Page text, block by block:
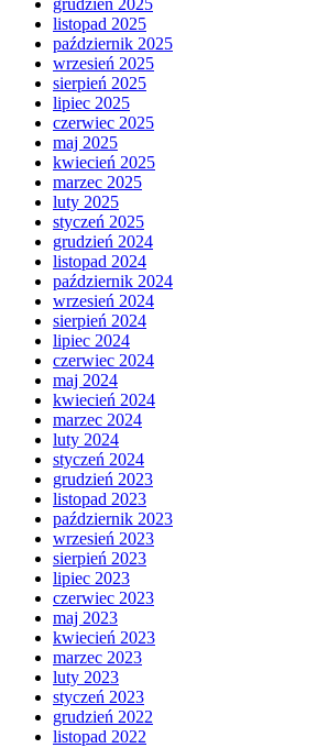
grudzień 2025
listopad 2025
październik 2025
wrzesień 2025
sierpień 2025
lipiec 2025
czerwiec 2025
maj 2025
kwiecień 2025
marzec 2025
luty 2025
styczeń 2025
grudzień 2024
listopad 2024
październik 2024
wrzesień 2024
sierpień 2024
lipiec 2024
czerwiec 2024
maj 2024
kwiecień 2024
marzec 2024
luty 2024
styczeń 2024
grudzień 2023
listopad 2023
październik 2023
wrzesień 2023
sierpień 2023
lipiec 2023
czerwiec 2023
maj 2023
kwiecień 2023
marzec 2023
luty 2023
styczeń 2023
grudzień 2022
listopad 2022